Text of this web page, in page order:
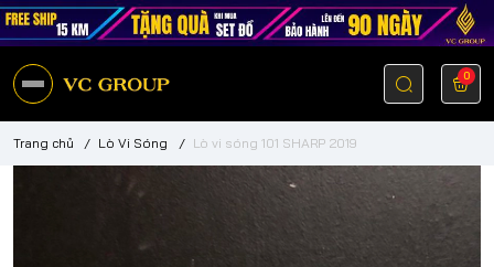
0
Trang chủ / Lò Vi Sóng / Lò vi sóng 101 SHARP 2019